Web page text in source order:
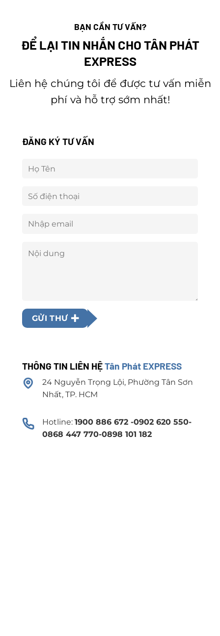
BẠN CẦN TƯ VẤN?
ĐỂ LẠI TIN NHẮN CHO TÂN PHÁT
EXPRESS
Liên hệ chúng tôi để được tư vấn miễn
phí và hỗ trợ sớm nhất!
ĐĂNG KÝ TƯ VẤN
GỬI THƯ
THÔNG TIN LIÊN HỆTân Phát EXPRESS
24 Nguyễn Trọng Lội, Phường Tân Sơn
Nhất, TP. HCM
Hotline: 1900 886 672 -0902 620 550-
0868 447 770-0898 101 182